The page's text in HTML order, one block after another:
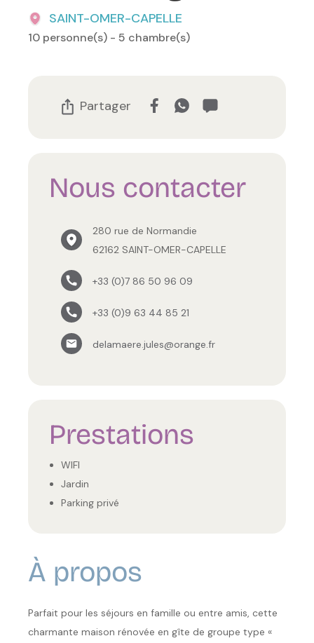
SAINT-OMER-CAPELLE
10 personne(s) - 5 chambre(s)
Partager
Nous contacter
280 rue de Normandie
62162 SAINT-OMER-CAPELLE
+33 (0)7 86 50 96 09
+33 (0)9 63 44 85 21
delamaere.jules@orange.fr
Prestations
WIFI
Jardin
Parking privé
À propos
Parfait pour les séjours en famille ou entre amis, cette
charmante maison rénovée en gîte de groupe type «